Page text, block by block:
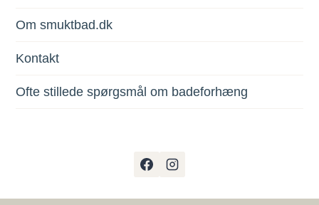
Om smuktbad.dk
Kontakt
Ofte stillede spørgsmål om badeforhæng